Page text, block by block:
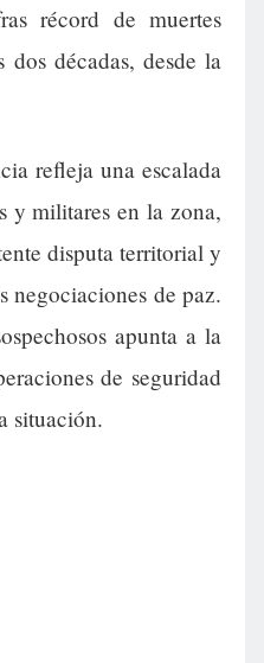
récord de muertes
dos décadas, desde la
refleja una escalada
y militares en la zona,
disputa territorial y
negociaciones de paz.
apunta a la
de seguridad
situación.